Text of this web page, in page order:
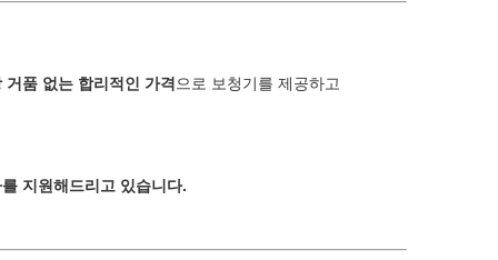
거품 없는 합리적인 가격 으로 보청기를 제공하고
지원해드리고 있습니다.